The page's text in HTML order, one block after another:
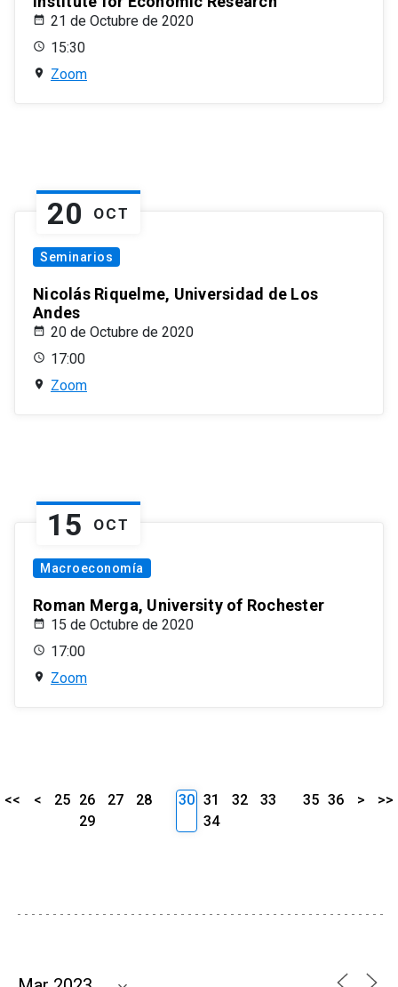
21 de Octubre de 2020
15:30
Zoom
20 OCT
Seminarios
Nicolás Riquelme, Universidad de Los
Andes
20 de Octubre de 2020
17:00
Zoom
15 OCT
Macroeconomía
Roman Merga, University of Rochester
15 de Octubre de 2020
17:00
Zoom
<< < 25 26 27
28
29
30 31 32
33
34
35 36 > >>